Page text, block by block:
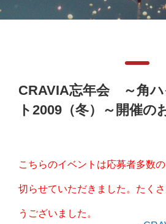
CRAVIA忘年会 ～角ハ
ト2009（冬）～開催の
こちらのイベントは応募者多数
切らせていただきました。たく
うございました。